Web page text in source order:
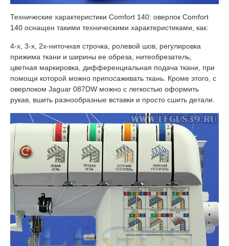
Технические характеристики Comfort 140: оверлок Comfort
140 оснащен такими техническими характеристиками, как:
4-х, 3-х, 2х-ниточная строчка, ролевой шов, регулировка
прижима ткани и ширины ее обреза, нитеобрезатель,
цветная маркировка, дифференциальная подача ткани, при
помощи которой можно припосаживать ткань. Кроме этого, с
оверлоком Jaguar 087DW можно с легкостью оформить
рукав, вшить разнообразные вставки и просто сшить детали.